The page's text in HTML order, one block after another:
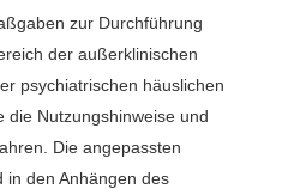
zur Durchführung
der außerklinischen
psychiatrischen häuslichen
die Nutzungshinweise und
Die angepassten
in den Anhängen des